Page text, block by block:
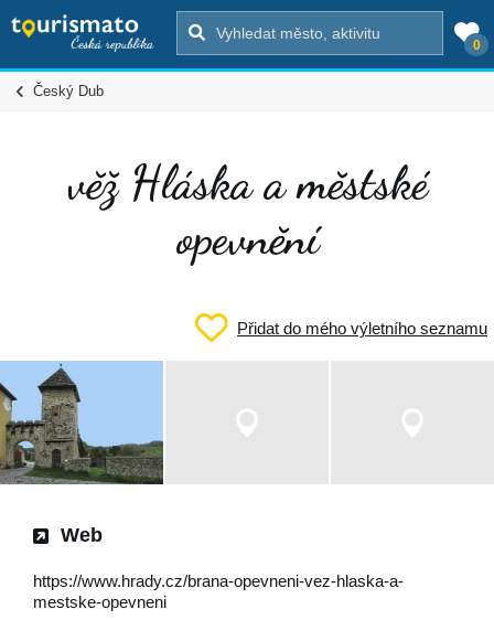
0
Český Dub
věž Hláska a městské
opevnění
Přidat do mého výletního seznamu
Web
https://www.hrady.cz/brana-opevneni-vez-hlaska-a-
mestske-opevneni